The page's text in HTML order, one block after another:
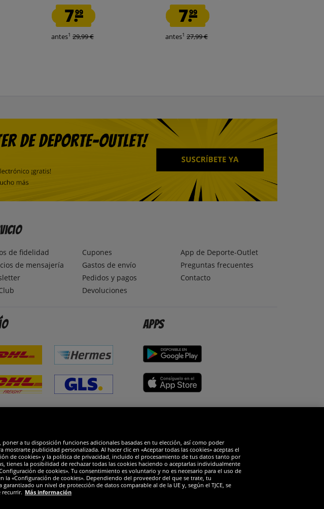
7.99
antes1 29,99 €
7.99
antes1 27,99 €
de fidelidad
de mensajería
Cupones
Gastos de envío
Pedidos y pagos
Devoluciones
App de Deporte-Outlet
Preguntas frecuentes
Contacto
Apps
a tu disposición funciones adicionales basadas en tu elección, así como poder
publicidad personalizada. Al hacer clic en «Aceptar todas las cookies» aceptas el
de cookies» y la política de privacidad, incluido el procesamiento de tus datos tanto por
tienes la posibilidad de rechazar todas las cookies haciendo o aceptarlas individualmente
de cookies». Tu consentimiento es voluntario y no es necesario para el uso de
«Configuración de cookies». Dependiendo del proveedor del que se trate, tu
un nivel de protección de datos comparable al de la UE y, según el TJCE, se
recurrir. Más información